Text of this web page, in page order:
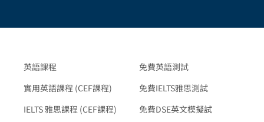
英語課程
實用英語課程 (CEF課程)
IELTS 雅思課程 (CEF課程)
免費英語測試
免費IELTS雅思測試
免費DSE英文模擬試